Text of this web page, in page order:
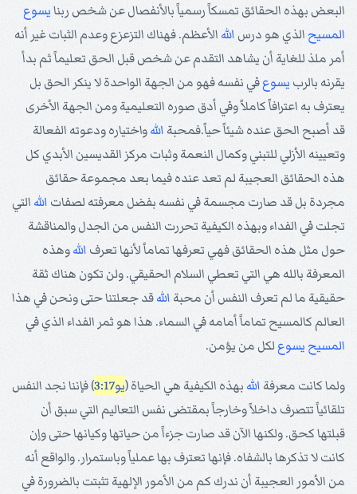
البعض بهذه الحقائق تمسكاً رسمياً بالأنفصال عن شخص ربنايسوع
المسيح الذي هو درس الله الأعظم. فهناك التزعزع وعدم الثبات غير أنه
أمر ملذ للغاية أن يشاهد التقدم عن شخص قبل الحق تعليماً ثم بدأ
يقرنه بالرب يسوعفي نفسه فهو من الجهة الواحدة لا ينكر الحق بل
يعترف به اعترافاً كاملاً وفي أدق صوره التعليمية ومن الجهة الأخرى
قد أصبح الحق عنده شيئاً حياً.فمحبة اللهواختياره ودعوته الفعالة
وتعيينه الأزلي للتبني وكمال النعمة وثبات مركز القديسين الأبدي كل
هذه الحقائق العجيبة لم تعد عنده فيما بعد مجموعة حقائق
مجردة بل قد صارت مجسمة في نفسه بفضل معرفته لصفات الله التي
تجلت في الفداء وبهذه الكيفية تحررت النفس من الجدل والمناقشة
حول مثل هذه الحقائق فهي تعرفها تماماً لأنها تعرف اللهوهذه
المعرفة بالله هي التي تعطي السلام الحقيقي. ولن تكون هناك ثقة
حقيقية ما لم تعرف النفس أن محبة اللهقد جعلتنا حتى ونحن في هذا
العالم كالمسيح تماماً أمامه في السماء. هذا هو ثمر الفداء الذي في
المسيح يسوع لكل من يؤمن.
ولما كانت معرفة الله بهذه الكيفية هي الحياة (يو3:17
) فإننا نجد النفس
تلقائياً تتصرف داخلاً وخارجاً بمقتضى نفس التعاليم التي سبق أن
قبلتها كحق. ولكنها الآن قد صارت جزءاً من حياتها وكيانها حتى وإن
كانت لا تذكرها بالشفاه. فإنها تعترف بها عملياً وباستمرار. والواقع أنه
من الأمور العجيبة أن ندرك كم من الأمور الإلهية تثبتت بالضرورة في